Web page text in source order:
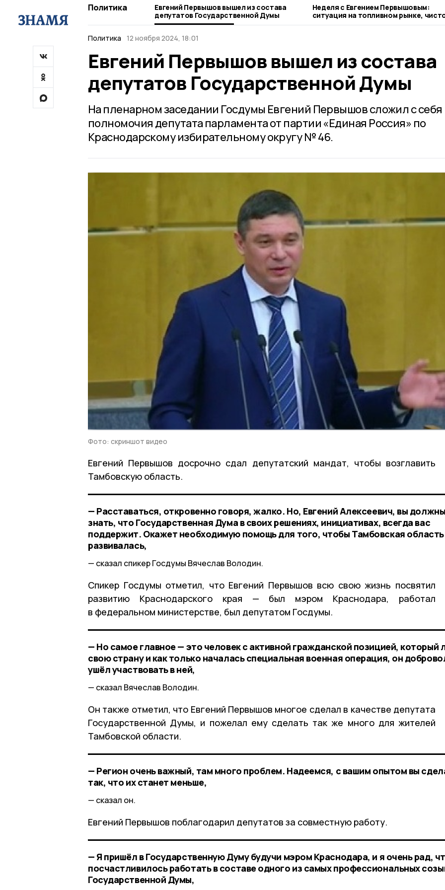
Политика
Евгений Первышов вышел из состава
депутатов Государственной Думы
Неделя с Евгением Первышовым:
ситуация на топливном рынке,
городе и приоритеты образования
Политика
12 ноября 2024, 18:01
Евгений Первышов вышел из состава
депутатов Государственной Думы
На пленарном заседании Госдумы Евгений Первышов сложил с себя
полномочия депутата парламента от партии «Единая Россия» по
Краснодарскому избирательному округу № 46.
Фото: скриншот видео
Евгений Первышов досрочно сдал депутатский мандат, чтобы возглавить
Тамбовскую область.
— Расставаться, откровенно говоря, жалко. Но, Евгений Алексеевич, вы должны
знать, что Государственная Дума в своих решениях, инициативах, всегда вас
поддержит. Окажет необходимую помощь для того, чтобы Тамбовская область
развивалась,
сказал спикер Госдумы Вячеслав Володин.
Спикер Госдумы отметил, что Евгений Первышов всю свою жизнь посвятил
развитию Краснодарского края — был мэром Краснодара, работал
в федеральном министерстве, был депутатом Госдумы.
— Но самое главное — это человек с активной гражданской позицией, который
свою страну и как только началась специальная военная операция, он
ушёл участвовать в ней,
сказал Вячеслав Володин.
Он также отметил, что Евгений Первышов многое сделал в качестве депутата
Государственной Думы, и пожелал ему сделать так же много для жителей
Тамбовской области.
— Регион очень важный, там много проблем. Надеемся, с вашим опытом вы
так, что их станет меньше,
сказал он.
Евгений Первышов поблагодарил депутатов за совместную работу.
— Я пришёл в Государственную Думу будучи мэром Краснодара, и я очень рад,
посчастливилось работать в составе одного из самых профессиональных
Государственной Думы,